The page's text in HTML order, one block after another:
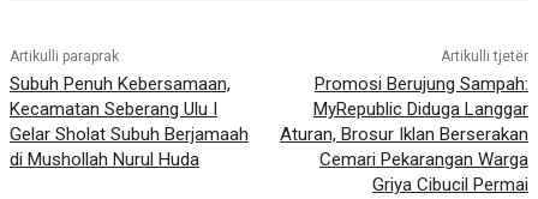
Artikulli paraprak
Subuh Penuh Kebersamaan,
Kecamatan Seberang Ulu I
Gelar Sholat Subuh Berjamaah
di Mushollah Nurul Huda
Artikulli tjetër
Promosi Berujung Sampah:
MyRepublic Diduga Langgar
Aturan, Brosur Iklan Berserakan
Cemari Pekarangan Warga
Griya Cibucil Permai